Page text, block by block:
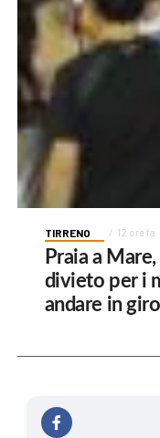
TIRRENO 12 ore fa
Praia a
divieto per i
andare in